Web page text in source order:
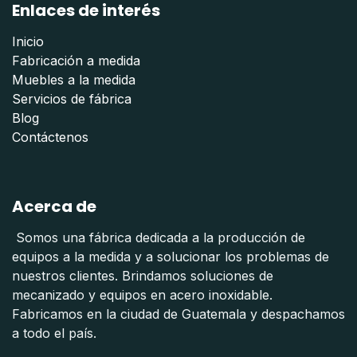
Enlaces de interés
Inicio
Fabricación a medida
Muebles a la medida
Servicios de fábrica
Blog
Contáctenos
Acerca de
Somos una fábrica dedicada a la producción de
equipos a la medida y a solucionar los problemas de
nuestros clientes. Brindamos soluciones de
mecanizado y equipos en acero inoxidable.
Fabricamos en la ciudad de Guatemala y despachamos
a todo el país.